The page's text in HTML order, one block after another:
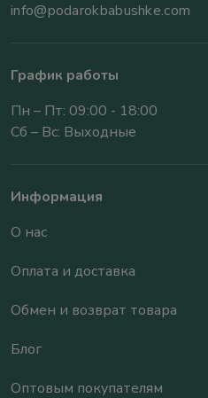
info@podarokbabushke.com
График работы
Пн – Пт: 09:00 - 18:00
Сб – Вс: Выходные
Информация
О нас
Оплата и доставка
Обмен и возврат товара
Блог
Оптовым покупателям